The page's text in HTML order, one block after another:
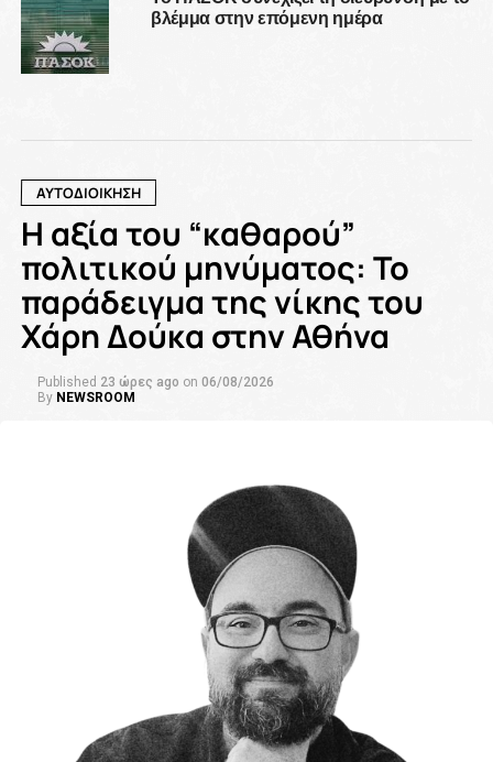
βλέμμα στην επόμενη ημέρα
ΑΥΤΟΔΙΟΙΚΗΣΗ
Η αξία του “καθαρού”
πολιτικού μηνύματος: Το
παράδειγμα της νίκης του
Χάρη Δούκα στην Αθήνα
Published 23 ώρες ago on 06/08/2026
By NEWSROOM